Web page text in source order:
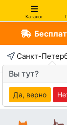
Каталог
Санкт-
Вы тут?
Да, верно